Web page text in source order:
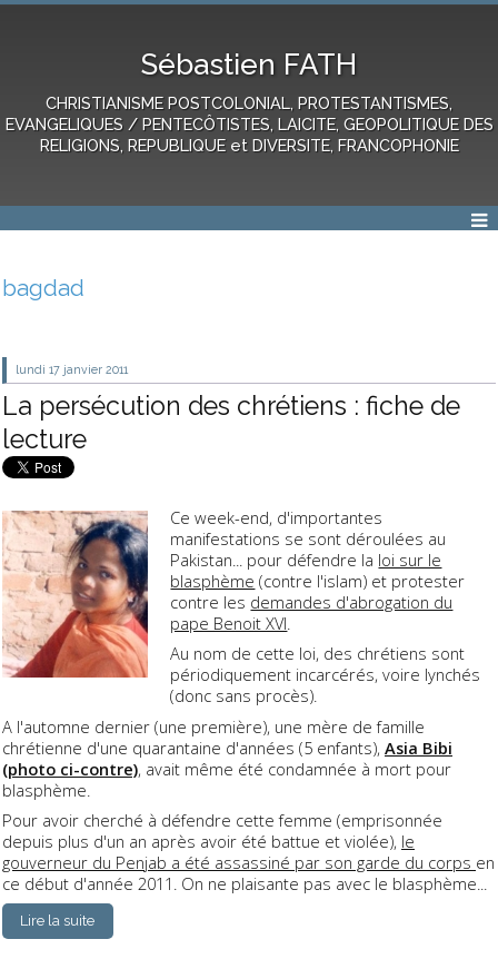
Sébastien FATH
CHRISTIANISME POSTCOLONIAL, PROTESTANTISMES,
EVANGELIQUES / PENTECÔTISTES, LAICITE, GEOPOLITIQUE DES
RELIGIONS, REPUBLIQUE et DIVERSITE, FRANCOPHONIE
bagdad
lundi 17 janvier 2011
La persécution des chrétiens : fiche de
lecture
Ce week-end, d'importantes
manifestations se sont déroulées au
Pakistan... pour défendre la loi sur le
blasphème (contre l'islam) et protester
contre les demandes d'abrogation du
pape Benoit XVI.
Au nom de cette loi, des chrétiens sont
périodiquement incarcérés, voire lynchés
(donc sans procès).
A l'automne dernier (une première), une mère de famille
chrétienne d'une quarantaine d'années (5 enfants), Asia Bibi
(photo ci-contre), avait même été condamnée à mort pour
blasphème.
Pour avoir cherché à défendre cette femme (emprisonnée
depuis plus d'un an après avoir été battue et violée), le
gouverneur du Penjab a été assassiné par son garde du corps en
ce début d'année 2011. On ne plaisante pas avec le blasphème...
Lire la suite